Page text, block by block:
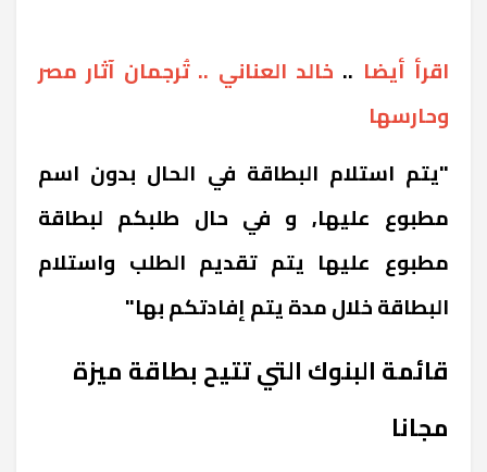
اقرأ أيضا .. خالد العناني .. تُرجمان آثار مصر
وحارسها
"يتم استلام البطاقة في الحال بدون اسم
مطبوع عليها, و في حال طلبكم لبطاقة
مطبوع عليها يتم تقديم الطلب واستلام
البطاقة خلال مدة يتم إفادتكم بها"
قائمة البنوك التي تتيح بطاقة ميزة
مجانا